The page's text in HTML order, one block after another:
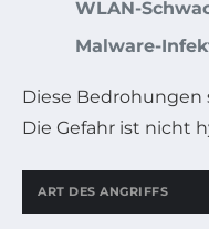
WLAN-
Malware-
Diese
Die Gefahr ist nicht
ART DES ANGRIFFS